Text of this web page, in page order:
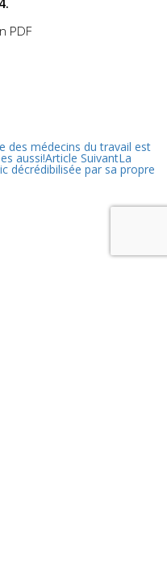
PDF
des médecins du travail est
aussi!Article SuivantLa
décrédibilisée par sa propre